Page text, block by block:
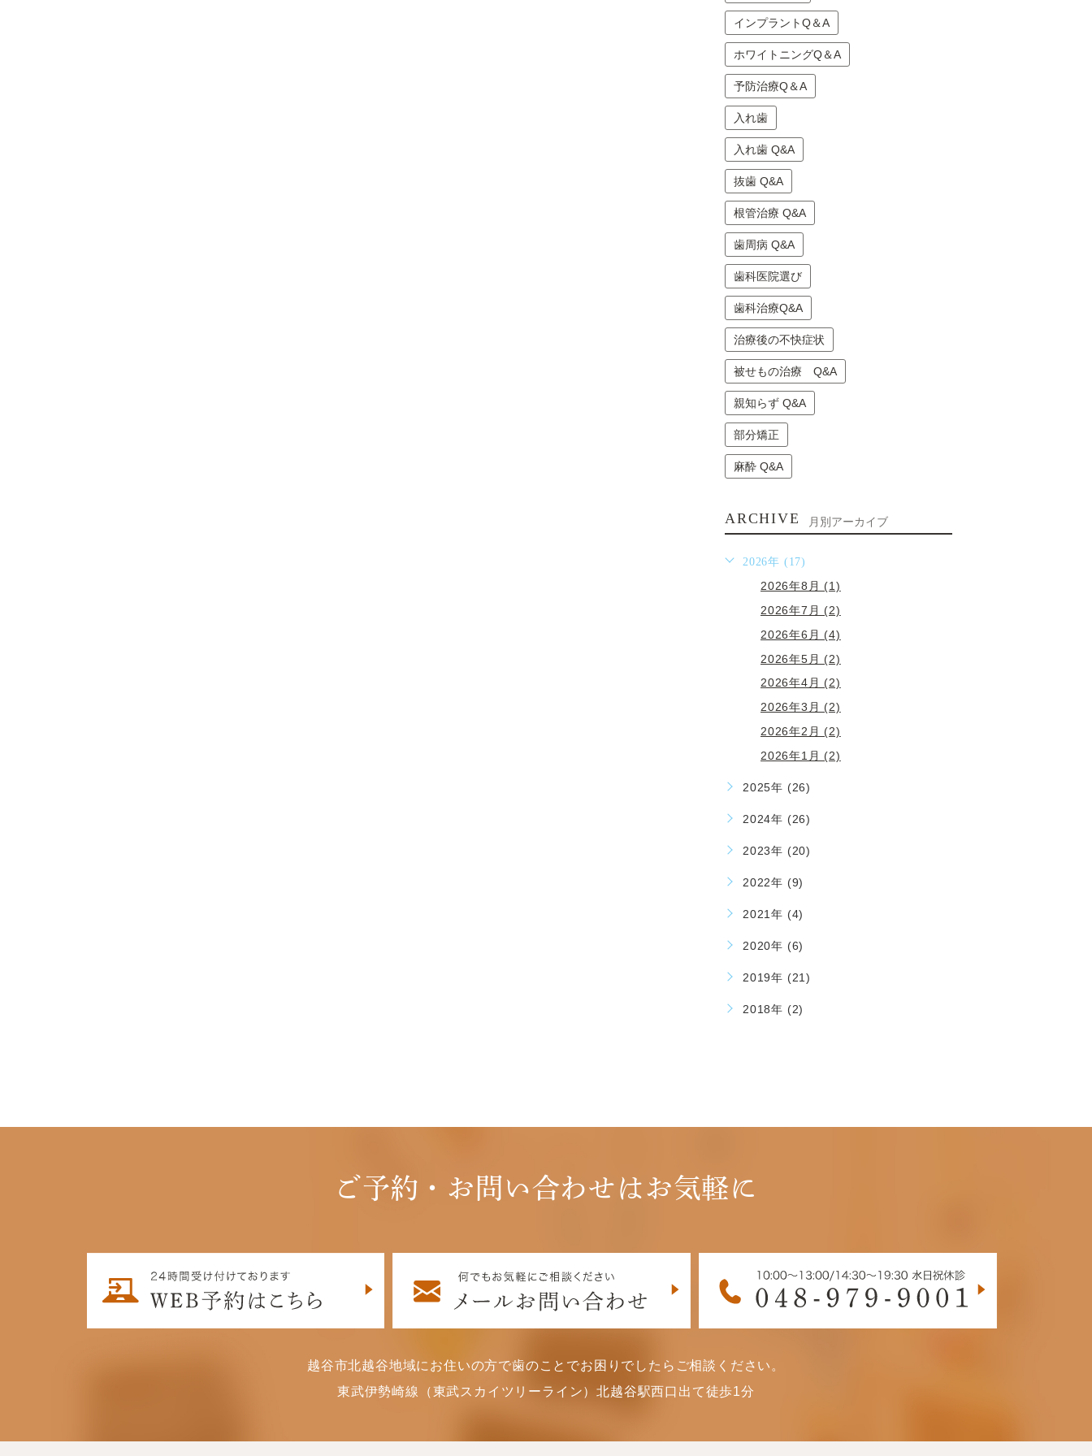
インプラントQ＆A
ホワイトニングQ＆A
予防治療Q＆A
入れ歯
入れ歯 Q&A
抜歯 Q&A
根管治療 Q&A
歯周病 Q&A
歯科医院選び
歯科治療Q&A
治療後の不快症状
被せもの治療 Q&A
親知らず Q&A
部分矯正
麻酔 Q&A
ARCHIVE 月別アーカイブ
2026年 (17)
2026年8月 (1)
2026年7月 (2)
2026年6月 (4)
2026年5月 (2)
2026年4月 (2)
2026年3月 (2)
2026年2月 (2)
2026年1月 (2)
2025年 (26)
2024年 (26)
2023年 (20)
2022年 (9)
2021年 (4)
2020年 (6)
2019年 (21)
2018年 (2)
ご予約・お問い合わせはお気軽に
越谷市北越谷地域にお住いの方で歯のことでお困りでしたらご相談ください。
東武伊勢崎線（東武スカイツリーライン）北越谷駅西口出て徒歩1分